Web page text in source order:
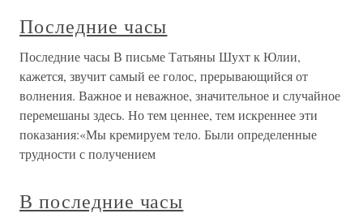
Последние часы
Последние часы В письме Татьяны Шухт к Юлии,
кажется, звучит самый ее голос, прерывающийся от
волнения. Важное и неважное, значительное и случайное
перемешаны здесь. Но тем ценнее, тем искреннее эти
показания:«Мы кремируем тело. Были определенные
трудности с получением
В последние часы